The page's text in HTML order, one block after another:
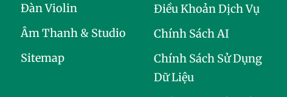
Đàn Violin
Âm Thanh & Studio
Sitemap
Điều Khoản Dịch Vụ
Chính Sách AI
Chính Sách Sử Dụng
Dữ Liệu